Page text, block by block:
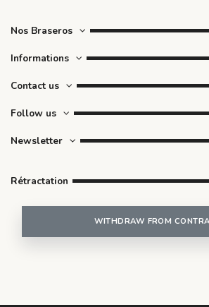
Nos Braseros
Informations
Contact us
Follow us
Newsletter
Rétractation
WITHDRAW FROM